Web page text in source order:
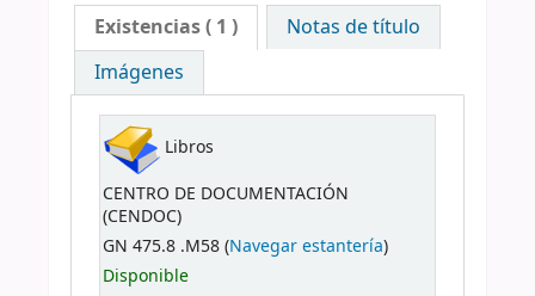
Existencias( 1 )
Notas de título
Imágenes
Libros
CENTRO DE DOCUMENTACIÓN
(CENDOC)
GN 475.8 .M58 (Navegar estantería)
Disponible